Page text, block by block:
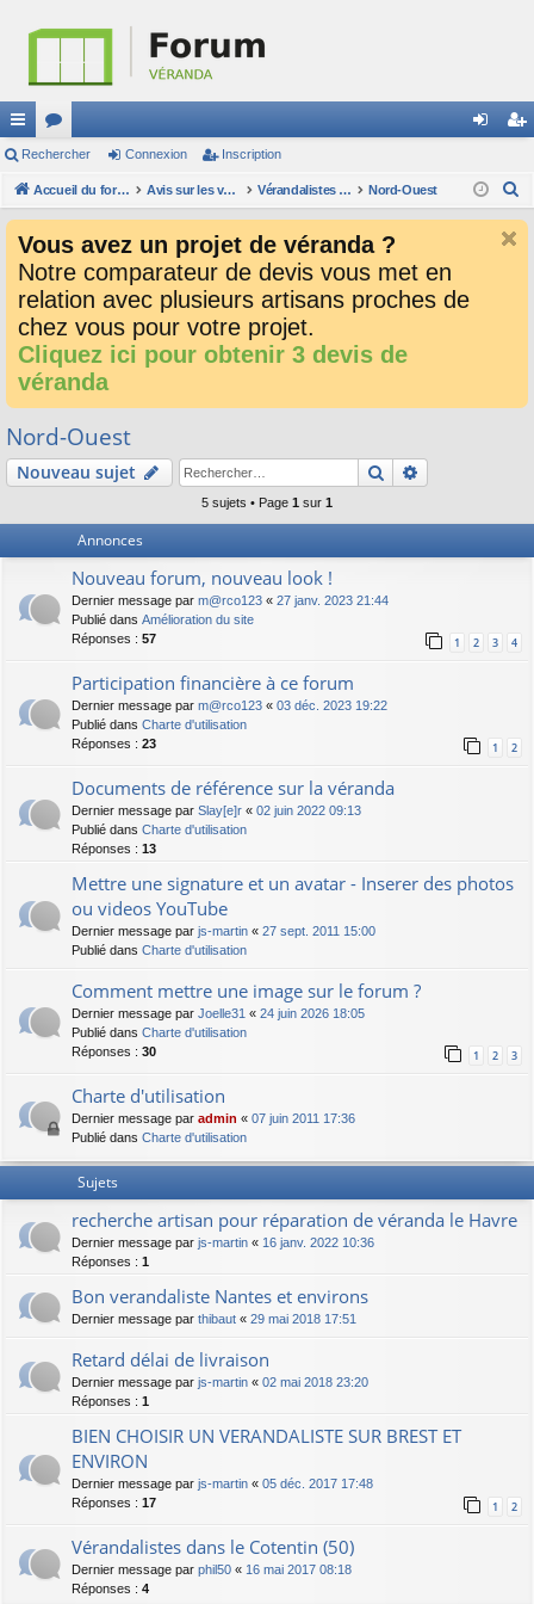
ac
co
ci
or
u
s
ne cri
Rechercher Connexion Inscription
Accueil du forum Avis sur les verandalistes et les devis Vérandalistes par secteur Nord-Ouest
Vous avez un projet de véranda ?
Notre comparateur de devis vous met en
relation avec plusieurs artisans proches de
chez vous pour votre projet.
Cliquez ici pour obtenir 3 devis de
véranda
Nord-Ouest
Nouveau sujet Rechercher
5 sujets • Page 1 sur 1
Annonces
Nouveau forum, nouveau look !
Dernier message par m@rco123 « 27 janv. 2023 21:44
Publié dans Amélioration du site
Réponses : 57 1 2 3 4
Participation financière à ce forum
Dernier message par m@rco123 « 03 déc. 2023 19:22
Publié dans Charte d'utilisation
Réponses : 23 1 2
Documents de référence sur la véranda
Dernier message par Slay[e]r « 02 juin 2022 09:13
Publié dans Charte d'utilisation
Réponses : 13
Mettre une signature et un avatar - Inserer des photos
ou videos YouTube
Dernier message par js-martin « 27 sept. 2011 15:00
Publié dans Charte d'utilisation
Comment mettre une image sur le forum ?
Dernier message par Joelle31 « 24 juin 2026 18:05
Publié dans Charte d'utilisation
Réponses : 30 1 2 3
Charte d'utilisation
Dernier message par admin « 07 juin 2011 17:36
Publié dans Charte d'utilisation
Sujets
recherche artisan pour réparation de véranda le Havre
Dernier message par js-martin « 16 janv. 2022 10:36
Réponses : 1
Bon verandaliste Nantes et environs
Dernier message par thibaut « 29 mai 2018 17:51
Retard délai de livraison
Dernier message par js-martin « 02 mai 2018 23:20
Réponses : 1
BIEN CHOISIR UN VERANDALISTE SUR BREST ET
ENVIRON
Dernier message par js-martin « 05 déc. 2017 17:48
Réponses : 17 1 2
Vérandalistes dans le Cotentin (50)
Dernier message par phil50 « 16 mai 2017 08:18
Réponses : 4